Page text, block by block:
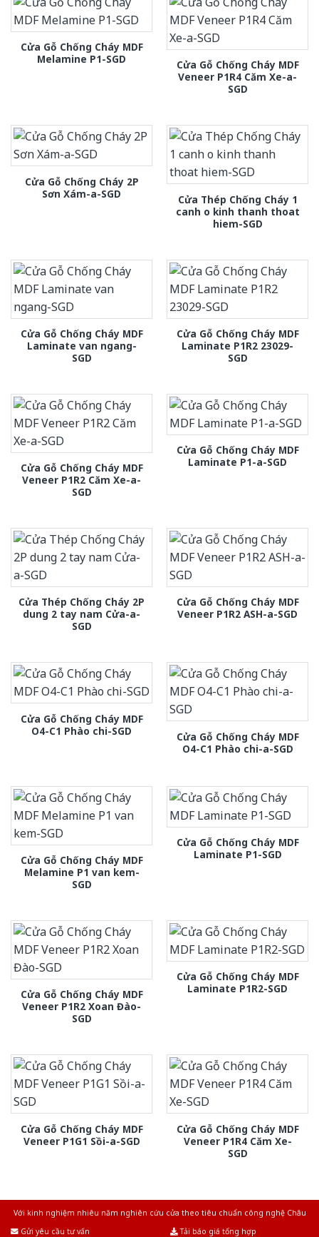
Cửa Gỗ Chống Cháy MDF
Melamine P1-SGD
Cửa Gỗ Chống Cháy MDF
Veneer P1R4 Căm Xe-a-
SGD
Cửa Gỗ Chống Cháy 2P
Sơn Xám-a-SGD
Cửa Thép Chống Cháy 1
canh o kinh thanh thoat
hiem-SGD
Cửa Gỗ Chống Cháy MDF
Laminate van ngang-
SGD
Cửa Gỗ Chống Cháy MDF
Laminate P1R2 23029-
SGD
Cửa Gỗ Chống Cháy MDF
Veneer P1R2 Căm Xe-a-
SGD
Cửa Gỗ Chống Cháy MDF
Laminate P1-a-SGD
Cửa Thép Chống Cháy 2P
dung 2 tay nam Cửa-a-
SGD
Cửa Gỗ Chống Cháy MDF
Veneer P1R2 ASH-a-SGD
Cửa Gỗ Chống Cháy MDF
O4-C1 Phào chi-SGD
Cửa Gỗ Chống Cháy MDF
O4-C1 Phào chi-a-SGD
Cửa Gỗ Chống Cháy MDF
Melamine P1 van kem-
SGD
Cửa Gỗ Chống Cháy MDF
Laminate P1-SGD
Cửa Gỗ Chống Cháy MDF
Veneer P1R2 Xoan Đào-
SGD
Cửa Gỗ Chống Cháy MDF
Laminate P1R2-SGD
Cửa Gỗ Chống Cháy MDF
Veneer P1G1 Sồi-a-SGD
Cửa Gỗ Chống Cháy MDF
Veneer P1R4 Căm Xe-
SGD
Với kinh nghiệm nhiêu năm nghiên cứu cửa theo tiêu chuẩn công nghệ Châu
Gửi yêu cầu tư vấn
Tải báo giá tổng hợp